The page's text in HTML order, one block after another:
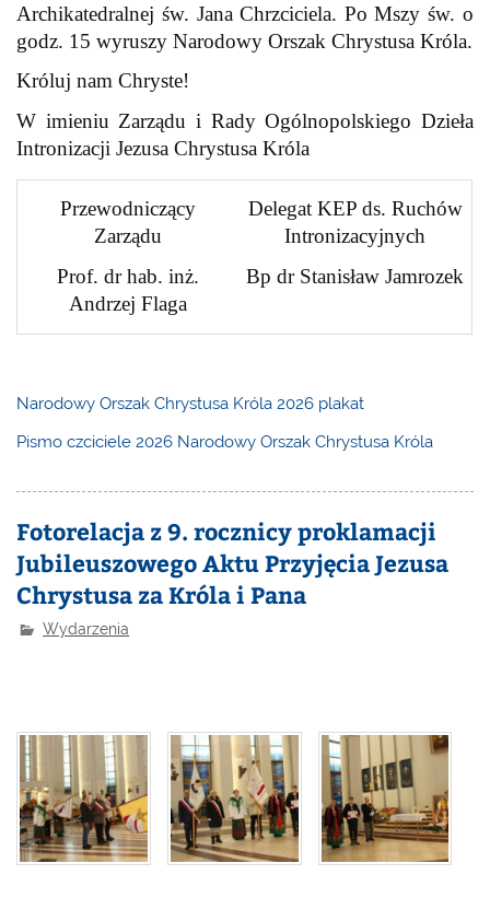
Archikatedralnej św. Jana Chrzciciela. Po Mszy św. o
godz. 15 wyruszy Narodowy Orszak Chrystusa Króla.
Króluj nam Chryste!
W imieniu Zarządu i Rady Ogólnopolskiego Dzieła
Intronizacji Jezusa Chrystusa Króla
Przewodniczący
Zarządu
Prof. dr hab. inż.
Andrzej Flaga
Delegat KEP ds. Ruchów
Intronizacyjnych
Bp dr Stanisław Jamrozek
Narodowy Orszak Chrystusa Króla 2026 plakat
Pismo czciciele 2026 Narodowy Orszak Chrystusa Króla
Fotorelacja z 9. rocznicy proklamacji
Jubileuszowego Aktu Przyjęcia Jezusa
Chrystusa za Króla i Pana
Wydarzenia